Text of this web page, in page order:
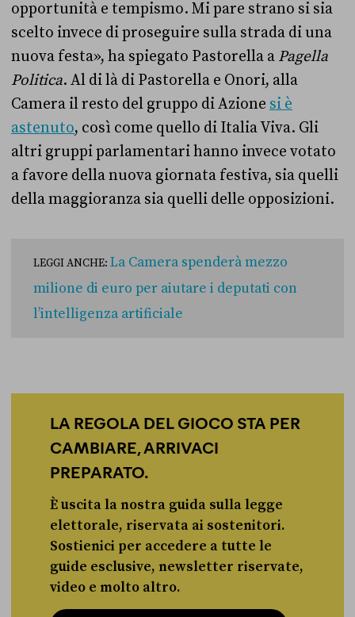
opportunità e tempismo. Mi pare strano si sia
scelto invece di proseguire sulla strada di una
nuova festa», ha spiegato Pastorella a Pagella
Politica. Al di là di Pastorella e Onori, alla
Camera il resto del gruppo di Azione si è
astenuto, così come quello di Italia Viva. Gli
altri gruppi parlamentari hanno invece votato
a favore della nuova giornata festiva, sia quelli
della maggioranza sia quelli delle opposizioni.
LEGGI ANCHE: La Camera spenderà mezzo
milione di euro per aiutare i deputati con
l’intelligenza artificiale
LA REGOLA DEL GIOCO STA PER
CAMBIARE, ARRIVACI
PREPARATO.
È uscita la nostra guida sulla legge
elettorale, riservata ai sostenitori.
Sostienici per accedere a tutte le
guide esclusive, newsletter riservate,
video e molto altro.